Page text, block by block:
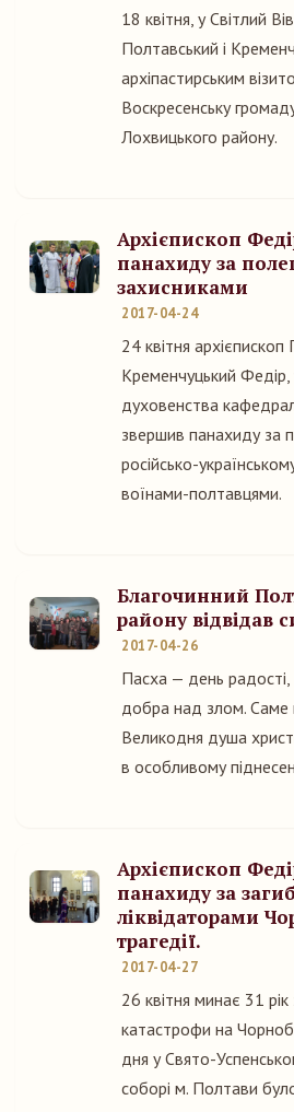
18 квітня, у Світлий
Полтавський і
архіпастирським
Воскресенську
Лохвицького району.
Архієпископ
панахиду за
захисниками
2017-04-24
24 квітня архієпископ
Кременчуцький Федір,
духовенства
звершив панахиду за
російсько-
воїнами-полтавцями.
Благочинний
району відвідав
2017-04-26
Пасха — день
добра над злом. Саме
Великодня душа
в особливому
Архієпископ
панахиду за
ліквідаторами
трагедії.
2017-04-27
26 квітня минає 31
катастрофи на
дня у Свято-
соборі м. Полтави